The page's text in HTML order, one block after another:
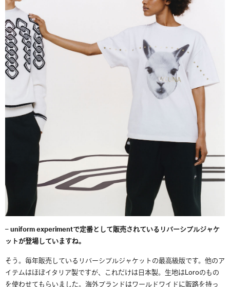
– uniform experimentで定番として販売されているリバーシブルジャケ
ットが登場していますね。
そう。毎年販売しているリバーシブルジャケットの最高級版です。他のア
イテムはほぼイタリア製ですが、これだけは日本製。生地はLoroのもの